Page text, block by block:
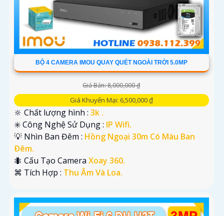
BỘ 4 CAMERA IMOU QUAY QUÉT NGOÀI TRỜI 5.0MP
Giá Bán: 8,000,000 ₫
Giá Khuyến Mại: 6,500,000 ₫
🔆 Chất lượng hình : 3k .
✳️ Công Nghệ Sử Dụng : IP Wifi.
💡 Nhìn Ban Đêm : Hồng Ngoại 30m Có Màu Ban
Ðêm.
🐜 Cấu Tạo Camera Xoay 360.
️⌘ Tích Hợp : Thu Âm Và Loa.